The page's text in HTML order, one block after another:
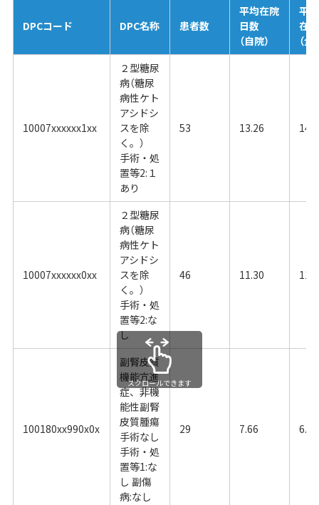
DPCコード DPC名称 患者数
平均在院
日数
（自院）
平均
在
（全
10007xxxxxx1xx
２型糖尿
病（糖尿
病性ケト
アシドシ
スを除
く。）
手術・処
置等2:１
あり
53 13.26
10007xxxxxx0xx
２型糖尿
病（糖尿
病性ケト
アシドシ
スを除
く。）
手術・処
置等2:な
し
46 11.30
100180xx990x0x
副腎皮質
機能亢進
症、非機
能性副腎
皮質腫瘍
手術なし
手術・処
置等1:な
し 副傷
病:なし
29 7.66 6.26
スクロールできます